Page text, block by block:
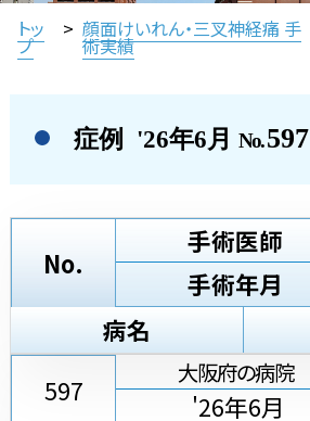
トッ
プ
> 顔面けいれん・三叉神経痛 手
術実績
症例 '26年6月 No.597
No.
手術医師
手術年月
病名
597
大阪府の病院
'26年6月